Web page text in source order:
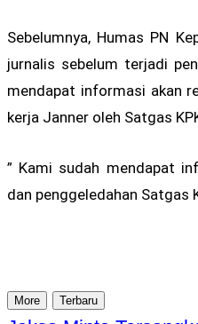
Sebelumnya, Humas PN
jurnalis sebelum terjadi
mendapat informasi akan
kerja Janner oleh Satgas
” Kami sudah mendapat
dan penggeledahan Satgas
More Terbaru